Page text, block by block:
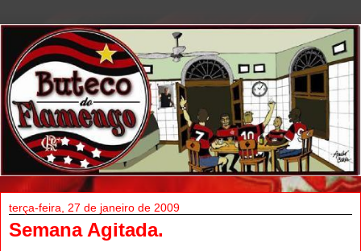
terça-feira, 27 de janeiro de 2009
Semana Agitada.